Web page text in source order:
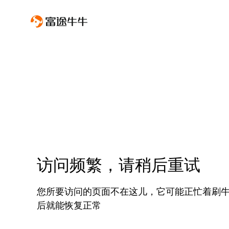
访问频繁，请稍后重试
您所要访问的页面不在这儿，它可能正忙着刷
后就能恢复正常